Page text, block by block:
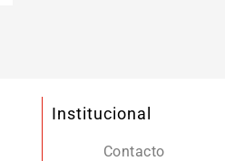
Institucional
Contacto